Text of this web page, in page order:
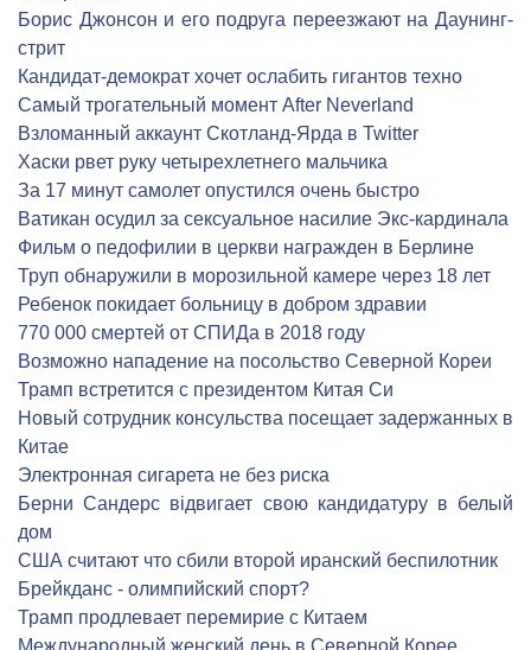
Борис Джонсон и его подруга переезжают на Даунинг-
стрит
Кандидат-демократ хочет ослабить гигантов техно
Самый трогательный момент After Neverland
Взломанный аккаунт Скотланд-Ярда в Twitter
Хаски рвет руку четырехлетнего мальчика
За 17 минут самолет опустился очень быстро
Ватикан осудил за сексуальное насилие Экс-кардинала
Фильм о педофилии в церкви награжден в Берлине
Труп обнаружили в морозильной камере через 18 лет
Ребенок покидает больницу в добром здравии
770 000 смертей от СПИДа в 2018 году
Возможно нападение на посольство Северной Кореи
Трамп встретится с президентом Китая Си
Новый сотрудник консульства посещает задержанных в
Китае
Электронная сигарета не без риска
Берни Сандерс відвигает свою кандидатуру в белый
дом
США считают что сбили второй иранский беспилотник
Брейкданс - олимпийский спорт?
Трамп продлевает перемирие с Китаем
Международный женский день в Северной Корее